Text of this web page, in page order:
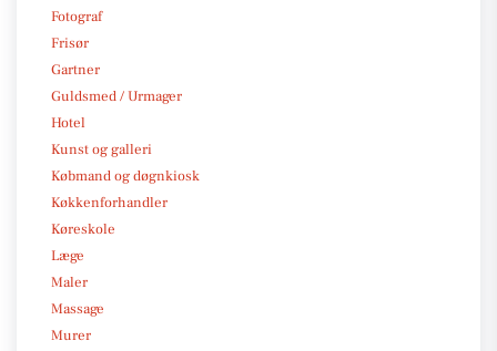
Fotograf
Frisør
Gartner
Guldsmed / Urmager
Hotel
Kunst og galleri
Købmand og døgnkiosk
Køkkenforhandler
Køreskole
Læge
Maler
Massage
Murer